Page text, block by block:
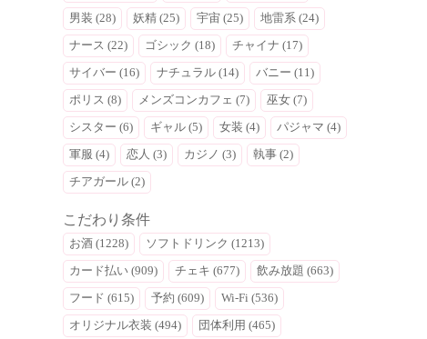
男装 (28) 妖精 (25) 宇宙 (25) 地雷系 (24)
ナース (22) ゴシック (18) チャイナ (17)
サイバー (16) ナチュラル (14) バニー (11)
ポリス (8) メンズコンカフェ (7) 巫女 (7)
シスター (6) ギャル (5) 女装 (4) パジャマ (4)
軍服 (4) 恋人 (3) カジノ (3) 執事 (2)
チアガール (2)
こだわり条件
お酒 (1228) ソフトドリンク (1213)
カード払い (909) チェキ (677) 飲み放題 (663)
フード (615) 予約 (609) Wi-Fi (536)
オリジナル衣装 (494) 団体利用 (465)